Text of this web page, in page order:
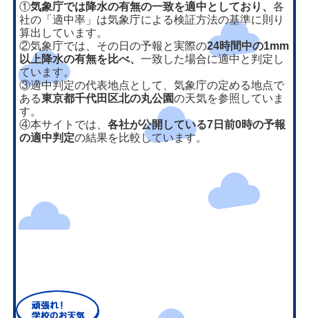
①気象庁では降水の有無の一致を適中としており、各
社の「適中率」は気象庁による検証方法の基準に則り
算出しています。
②気象庁では、その日の予報と実際の24時間中の1mm
以上降水の有無を比べ、一致した場合に適中と判定し
ています。
③適中判定の代表地点として、気象庁の定める地点で
ある東京都千代田区北の丸公園の天気を参照していま
す。
④本サイトでは、各社が公開している7日前0時の予報
の適中判定の結果を比較しています。